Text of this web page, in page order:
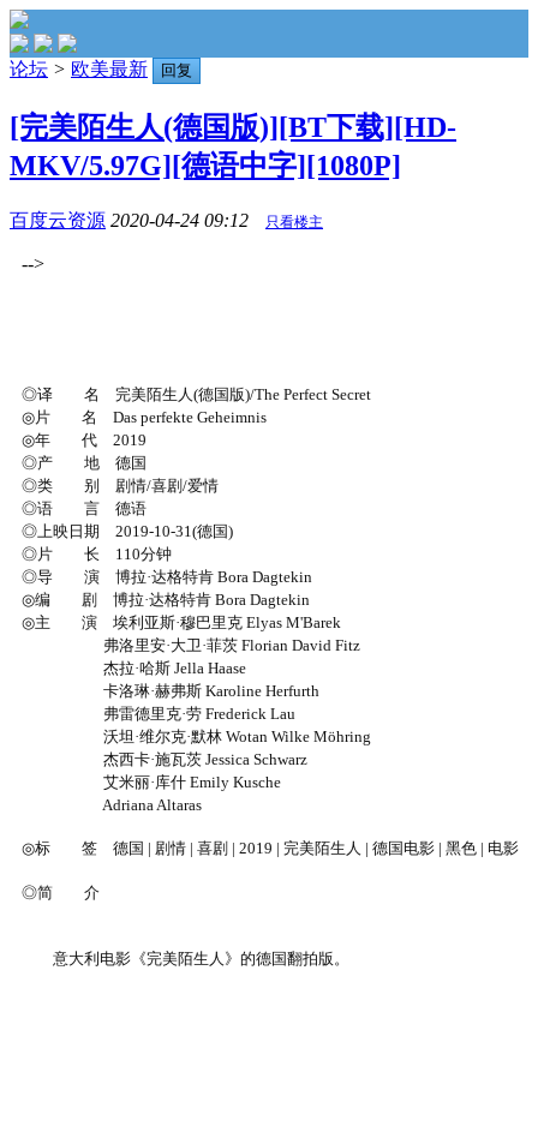
论坛 > 欧美最新 回复
[完美陌生人(德国版)][BT下载][HD-
MKV/5.97G][德语中字][1080P]
百度云资源 2020-04-24 09:12 只看楼主
-->
◎译 名 完美陌生人(德国版)/The Perfect Secret
◎片 名 Das perfekte Geheimnis
◎年 代 2019
◎产 地 德国
◎类 别 剧情/喜剧/爱情
◎语 言 德语
◎上映日期 2019-10-31(德国)
◎片 长 110分钟
◎导 演 博拉·达格特肯 Bora Dagtekin
◎编 剧 博拉·达格特肯 Bora Dagtekin
◎主 演 埃利亚斯·穆巴里克 Elyas M'Barek
弗洛里安·大卫·菲茨 Florian David Fitz
杰拉·哈斯 Jella Haase
卡洛琳·赫弗斯 Karoline Herfurth
弗雷德里克·劳 Frederick Lau
沃坦·维尔克·默林 Wotan Wilke Möhring
杰西卡·施瓦茨 Jessica Schwarz
艾米丽·库什 Emily Kusche
Adriana Altaras
◎标 签 德国 | 剧情 | 喜剧 | 2019 | 完美陌生人 | 德国电影 | 黑色 | 电影
◎简 介
意大利电影《完美陌生人》的德国翻拍版。